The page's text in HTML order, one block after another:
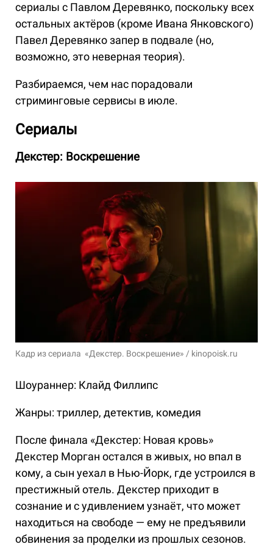
сериалы с Павлом Деревянко, поскольку всех
остальных актёров (кроме Ивана Янковского)
Павел Деревянко запер в подвале (но,
возможно, это неверная теория).
Разбираемся, чем нас порадовали
стриминговые сервисы в июле.
Сериалы
Декстер: Воскрешение
Кадр из сериала «Декстер. Воскрешение» / kinopoisk.ru
Шоураннер: Клайд Филлипс
Жанры: триллер, детектив, комедия
После финала «Декстер: Новая кровь»
Декстер Морган остался в живых, но впал в
кому, а сын уехал в Нью-Йорк, где устроился в
престижный отель. Декстер приходит в
сознание и с удивлением узнаёт, что может
находиться на свободе — ему не предъявили
обвинения за проделки из прошлых сезонов.